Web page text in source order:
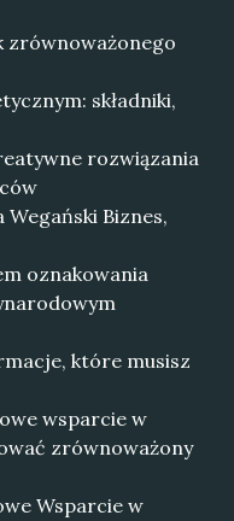
zrównoważonego
składniki,
rozwiązania
Wegański Biznes,
oznakowania
które musisz
wsparcie w
zrównoważony
Wsparcie w